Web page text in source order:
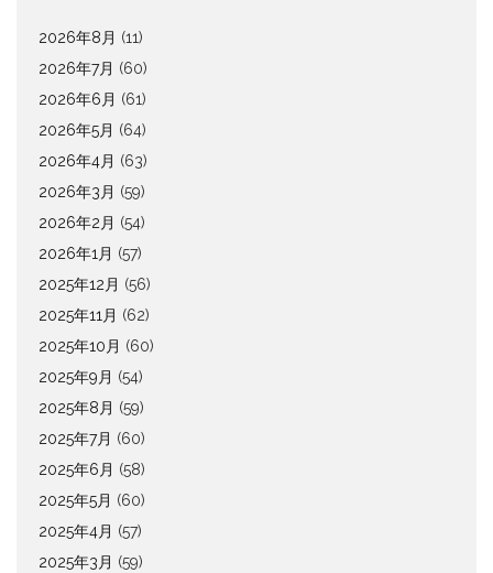
2026年8月 (11)
2026年7月 (60)
2026年6月 (61)
2026年5月 (64)
2026年4月 (63)
2026年3月 (59)
2026年2月 (54)
2026年1月 (57)
2025年12月 (56)
2025年11月 (62)
2025年10月 (60)
2025年9月 (54)
2025年8月 (59)
2025年7月 (60)
2025年6月 (58)
2025年5月 (60)
2025年4月 (57)
2025年3月 (59)